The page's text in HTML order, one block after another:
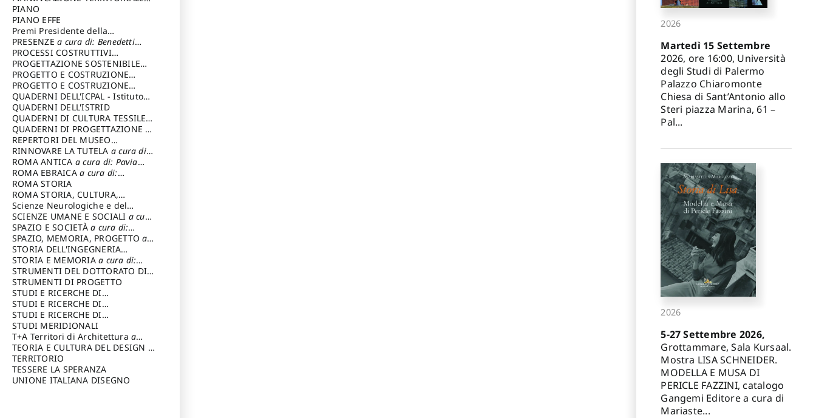
URBANISTICA ED AMBIENTALE
cura di: Costa Enrico
PIANO
PIANO EFFE
Premi Presidente della
Repubblica
PRESENZEa cura di: Benedetti
Sandro
PROCESSI COSTRUTTIVI
DELL'ARCHITETTURAa cura di:
Ippoliti Alessandro
PROGETTAZIONE SOSTENIBILE
PARTECIPATA
PROGETTO E COSTRUZIONE
DELL’ARCHITETTURA
PROGETTO E COSTRUZIONE
SOSTENIBILE
QUADERNI DELL'ICPAL - Istituto
centrale per il restauro e la
conservazione del patrimonio
archivistico e librario
QUADERNI DELL'ISTRID
QUADERNI DI CULTURA TESSILEa
cura di: Crispolti Livia
QUADERNI DI PROGETTAZIONE a
cura di: Giura Longo Tommaso
REPERTORI DEL MUSEO
CENTRALE DEL RISORGIMENTOa
cura di: Pizzo Marco
RINNOVARE LA TUTELA a cura di:
Cicalò Enrico
ROMA ANTICA a cura di: Pavia
Carlo
ROMA EBRAICAa cura di:
Procaccia Claudio
ROMA STORIA
ROMA STORIA, CULTURA,
IMMAGINEa cura di: Fagiolo
Marcello
Scienze Neurologiche e del
Comportamento
SCIENZE UMANE E SOCIALI a cura
di: Iannizzi Salvatore
SPAZIO E SOCIETÀa cura di:
Cassetti Roberto
SPAZIO, MEMORIA, PROGETTOa
cura di: Rossi Massimo
STORIA DELL'INGEGNERIA
STRUTTURALE IN ITALIAa cura di:
Poretti Sergio
STORIA E MEMORIAa cura di:
Rossi Lauro
STRUMENTI DEL DOTTORATO DI
RICERCA IN RILIEVO E
RAPPRESENTAZIONE
DELL’ARCHITETTURA E
DELL’AMBIENTEa cura di: Migliari
Riccardo
STRUMENTI DI PROGETTO
STUDI E RICERCHE DI
ARCHEOLOGIA IN SICILIA
di: Pelagatti Paola
STUDI E RICERCHE DI
ARCHITETTURA del Dipartimento
di Architettura Università degli
Studi G. d' Annunzio
STUDI E RICERCHE DI
ARCHITETTURA del Dipartimento
di Architettura Università degli
Studi G. d' Annunzio, Chieti-
Pescaraa cura di: Fusero Paolo
STUDI MERIDIONALI
T+A Territori di Architetturaa
cura di: Ramazzotti Luigi
TEORIA E CULTURA DEL DESIGN a
cura di: Furlanis Giuseppe
TERRITORIO
TESSERE LA SPERANZA
UNIONE ITALIANA DISEGNO
2026
Martedì 15 Settembre
2026, ore 16:00, Università
degli Studi di Palermo
Palazzo Chiaromonte
Chiesa di Sant’Antonio allo
Steri piazza Marina, 61 –
Pal...
2026
5-27 Settembre 2026,
Grottammare, Sala Kursaal.
Mostra LISA SCHNEIDER.
MODELLA E MUSA DI
PERICLE FAZZINI, catalogo
Gangemi Editore a cura di
Mariaste...